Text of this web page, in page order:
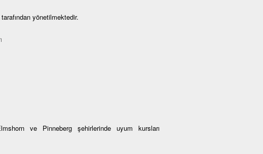
yönetilmektedir.
ve Pinneberg şehirlerinde uyum kursları